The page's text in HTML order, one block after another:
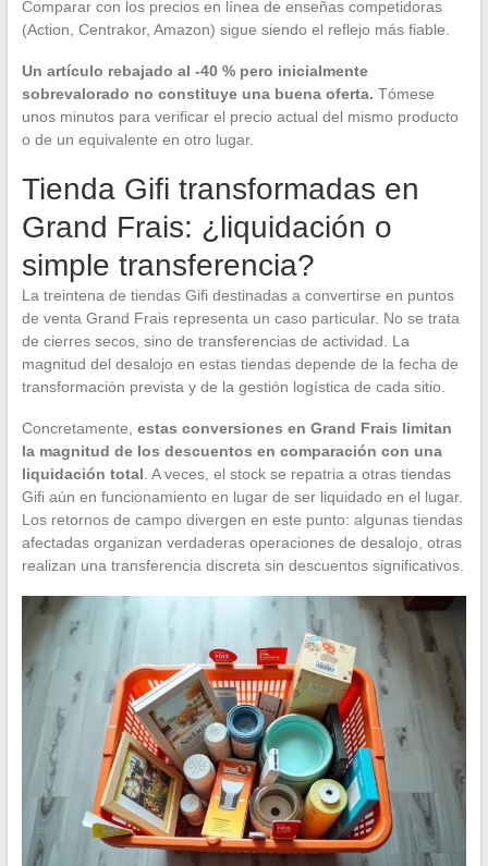
Comparar con los precios en línea de enseñas competidoras
(Action, Centrakor, Amazon) sigue siendo el reflejo más fiable.
Un artículo rebajado al -40 % pero inicialmente
sobrevalorado no constituye una buena oferta. Tómese
unos minutos para verificar el precio actual del mismo producto
o de un equivalente en otro lugar.
Tienda Gifi transformadas en
Grand Frais: ¿liquidación o
simple transferencia?
La treintena de tiendas Gifi destinadas a convertirse en puntos
de venta Grand Frais representa un caso particular. No se trata
de cierres secos, sino de transferencias de actividad. La
magnitud del desalojo en estas tiendas depende de la fecha de
transformación prevista y de la gestión logística de cada sitio.
Concretamente, estas conversiones en Grand Frais limitan
la magnitud de los descuentos en comparación con una
liquidación total. A veces, el stock se repatria a otras tiendas
Gifi aún en funcionamiento en lugar de ser liquidado en el lugar.
Los retornos de campo divergen en este punto: algunas tiendas
afectadas organizan verdaderas operaciones de desalojo, otras
realizan una transferencia discreta sin descuentos significativos.